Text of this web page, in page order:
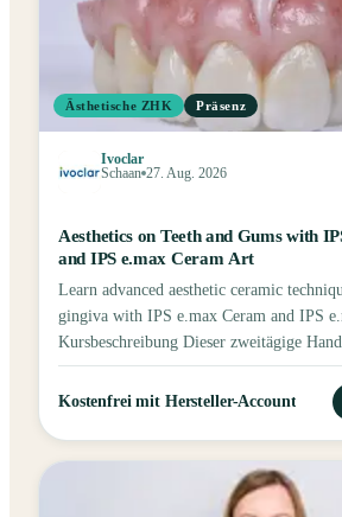
Ästhetische ZHK Präsenz
Ivoclar
Schaan 27. Aug. 2026
Aesthetics on Teeth and Gums with
and IPS e.max Ceram Art
Learn advanced aesthetic ceramic
gingiva with IPS e.max Ceram and IPS
Kursbeschreibung Dieser zweitägige
konzentriert sich auf die ästhetische
Zähnen und Gingiva mit modernen,
Keramiktechniken. Die Teilnehmenden
hochästhetischer dentaler und gingivaler
besonderem Fokus auf Licht, Farbe und
Kostenfrei mit Hersteller-Account